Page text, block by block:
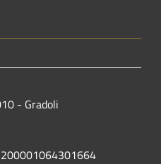
- Gradoli